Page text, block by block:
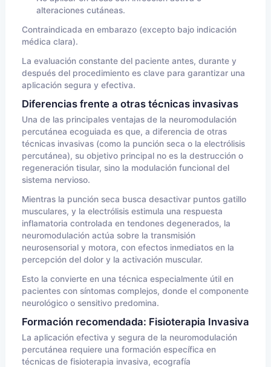
alteraciones cutáneas.
Contraindicada en embarazo (excepto bajo indicación
médica clara).
La evaluación constante del paciente antes, durante y
después del procedimiento es clave para garantizar una
aplicación segura y efectiva.
Diferencias frente a otras técnicas invasivas
Una de las principales ventajas de la neuromodulación
percutánea ecoguiada es que, a diferencia de otras
técnicas invasivas (como la punción seca o la electrólisis
percutánea), su objetivo principal no es la destrucción o
regeneración tisular, sino la modulación funcional del
sistema nervioso.
Mientras la punción seca busca desactivar puntos gatillo
musculares, y la electrólisis estimula una respuesta
inflamatoria controlada en tendones degenerados, la
neuromodulación actúa sobre la transmisión
neurosensorial y motora, con efectos inmediatos en la
percepción del dolor y la activación muscular.
Esto la convierte en una técnica especialmente útil en
pacientes con síntomas complejos, donde el componente
neurológico o sensitivo predomina.
Formación recomendada: Fisioterapia Invasiva
La aplicación efectiva y segura de la neuromodulación
percutánea requiere una formación específica en
técnicas de fisioterapia invasiva, ecografía